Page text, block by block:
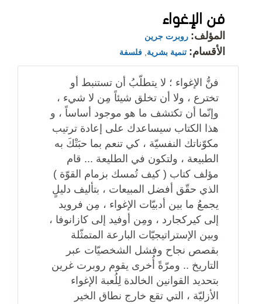
فن الإغواء
المؤلف: روبرت جرين
الأقسام: تنمية بشرية فلسفة
فنُّ الإغواء ؛ لا يتطلّبُ أن تستنبط أو
تخترع ، ولا أن تخلق شيئاً مِن لا شيء ،
وإنّما أن تكتشف ما هو موجود أساساً ، و
هذا الكتاب سيساعدك على إعادة ترتيب
مكوّناتك النفسيّة ، كي تنعم بما حبَتْكَ به
الطبيعة ، ولتكون في الطليعة ... قام
مؤلف كتاب ( كيف تُمسك بزمام القوّة )
الذي حقّق أفضل المبيعات ، بتأليف دليلٍ
يجمعُ ما بين أدبيّات الإغواء ، مِن فرويد
إلى كيركجارد ، ومِن أوفيد إلى كازانوفا ،
وبين الإستراتيجيّات البارعة المتمثّلة
بقصص نجاح وفشل الشخصيّات عبر
التاريخ .. ومرّةً أُخرى يقوم روبرت غرين
بتحديد القوانين الخالدة لِلُعبة الإغواء
الأزليّة ، التي تقع خارج نطاق الخير